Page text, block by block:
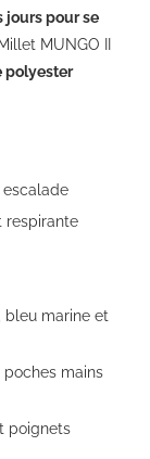
jours pour se
MUNGO II
polyester
escalade
respirante
bleu marine et
mains
poignets